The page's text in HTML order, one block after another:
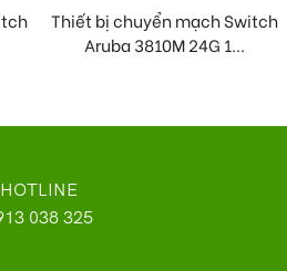
Thiết bị chuyển mạch Switch
Aruba 3810M 24G 1...
HOTLINE
038 325